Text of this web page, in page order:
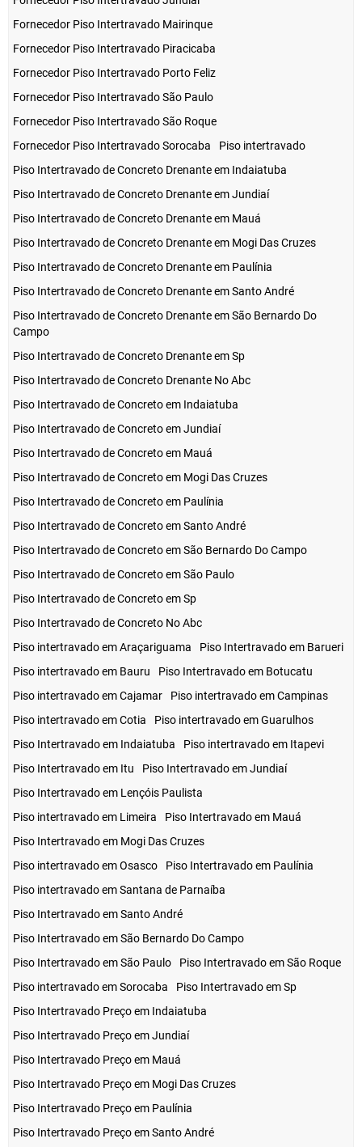
Fornecedor Piso Intertravado Mairinque
Fornecedor Piso Intertravado Piracicaba
Fornecedor Piso Intertravado Porto Feliz
Fornecedor Piso Intertravado São Paulo
Fornecedor Piso Intertravado São Roque
Fornecedor Piso Intertravado Sorocaba
Piso intertravado
Piso Intertravado de Concreto Drenante em Indaiatuba
Piso Intertravado de Concreto Drenante em Jundiaí
Piso Intertravado de Concreto Drenante em Mauá
Piso Intertravado de Concreto Drenante em Mogi Das Cruzes
Piso Intertravado de Concreto Drenante em Paulínia
Piso Intertravado de Concreto Drenante em Santo André
Piso Intertravado de Concreto Drenante em São Bernardo Do
Campo
Piso Intertravado de Concreto Drenante em Sp
Piso Intertravado de Concreto Drenante No Abc
Piso Intertravado de Concreto em Indaiatuba
Piso Intertravado de Concreto em Jundiaí
Piso Intertravado de Concreto em Mauá
Piso Intertravado de Concreto em Mogi Das Cruzes
Piso Intertravado de Concreto em Paulínia
Piso Intertravado de Concreto em Santo André
Piso Intertravado de Concreto em São Bernardo Do Campo
Piso Intertravado de Concreto em São Paulo
Piso Intertravado de Concreto em Sp
Piso Intertravado de Concreto No Abc
Piso intertravado em Araçariguama
Piso Intertravado em Barueri
Piso intertravado em Bauru
Piso Intertravado em Botucatu
Piso intertravado em Cajamar
Piso intertravado em Campinas
Piso intertravado em Cotia
Piso intertravado em Guarulhos
Piso Intertravado em Indaiatuba
Piso intertravado em Itapevi
Piso Intertravado em Itu
Piso Intertravado em Jundiaí
Piso Intertravado em Lençóis Paulista
Piso intertravado em Limeira
Piso Intertravado em Mauá
Piso Intertravado em Mogi Das Cruzes
Piso intertravado em Osasco
Piso Intertravado em Paulínia
Piso intertravado em Santana de Parnaíba
Piso Intertravado em Santo André
Piso Intertravado em São Bernardo Do Campo
Piso Intertravado em São Paulo
Piso Intertravado em São Roque
Piso intertravado em Sorocaba
Piso Intertravado em Sp
Piso Intertravado Preço em Indaiatuba
Piso Intertravado Preço em Jundiaí
Piso Intertravado Preço em Mauá
Piso Intertravado Preço em Mogi Das Cruzes
Piso Intertravado Preço em Paulínia
Piso Intertravado Preço em Santo André